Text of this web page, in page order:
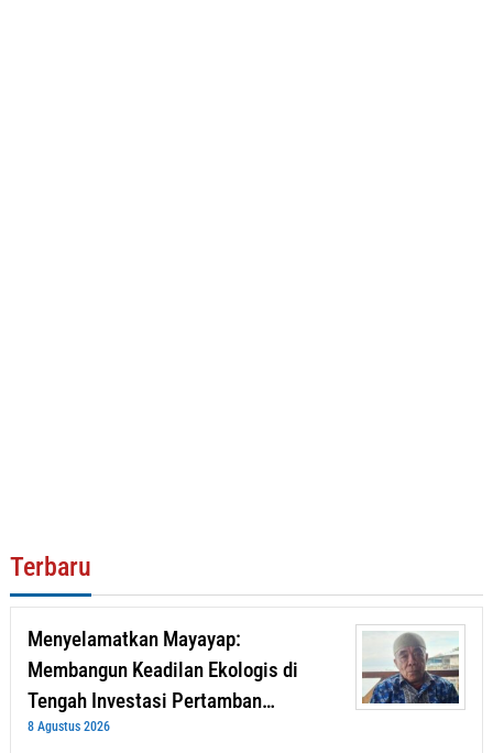
Terbaru
Menyelamatkan Mayayap:
Membangun Keadilan Ekologis di
Tengah Investasi Pertamban…
8 Agustus 2026